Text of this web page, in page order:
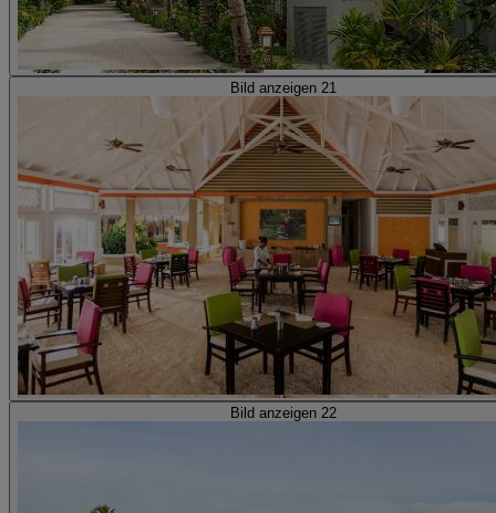
Bild anzeigen 21
Bild anzeigen 22